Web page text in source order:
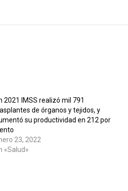
2021 IMSS realizó mil 791
de órganos y tejidos, y
su productividad en 212 por
23, 2022
«Salud»